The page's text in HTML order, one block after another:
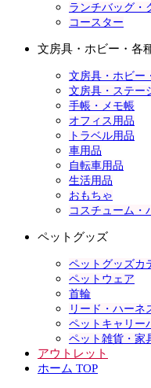
ランチバッグ・
コースター
文房具・ホビー・各
文房具・ホビー
文房具・ステー
手帳・メモ帳
オフィス用品
トラベル用品
車用品
自転車用品
生活用品
おもちゃ
コスチューム・
ペットグッズ
ペットグッズカ
ペットウェア
首輪
リード・ハーネ
ペットキャリー
ペット雑貨・家
アウトレット
ホーム TOP